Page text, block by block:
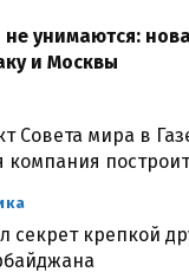
унимаются:
и Москвы
Совета мира в
компания
секрет крепкой